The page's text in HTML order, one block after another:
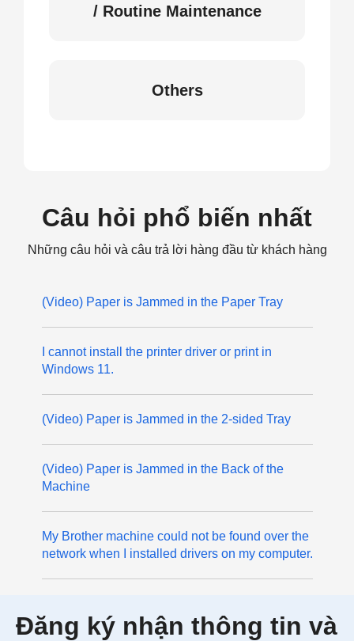
/ Routine Maintenance
Others
Câu hỏi phổ biến nhất
Những câu hỏi và câu trả lời hàng đầu từ khách hàng
(Video) Paper is Jammed in the Paper Tray
I cannot install the printer driver or print in
Windows 11.
(Video) Paper is Jammed in the 2-sided Tray
(Video) Paper is Jammed in the Back of the
Machine
My Brother machine could not be found over the
network when I installed drivers on my computer.
Đăng ký nhận thông tin và